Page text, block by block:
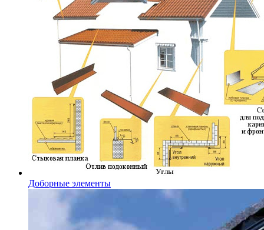
Доборные элементы